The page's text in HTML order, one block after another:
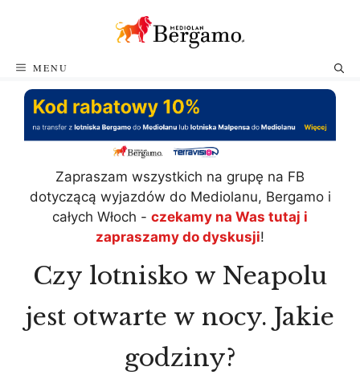
MENU
Zapraszam wszystkich na grupę na FB
dotyczącą wyjazdów do Mediolanu, Bergamo i
całych Włoch - czekamy na Was tutaj i
zapraszamy do dyskusji!
Czy lotnisko w Neapolu
jest otwarte w nocy. Jakie
godziny?